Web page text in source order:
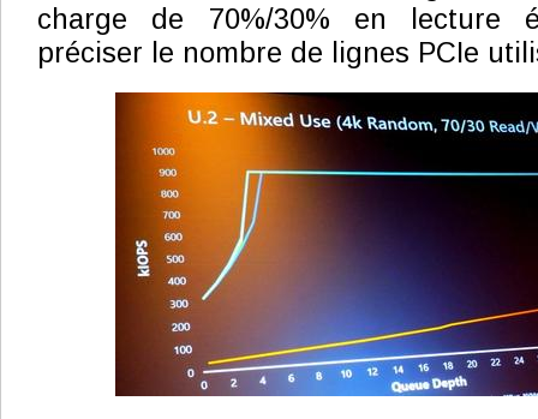
charge de 70%/30% en lecture
préciser le nombre de lignes PCIe